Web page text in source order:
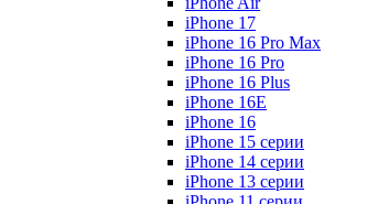
iPhone 17
iPhone 16 Pro Max
iPhone 16 Pro
iPhone 16 Plus
iPhone 16E
iPhone 16
iPhone 15 серии
iPhone 14 серии
iPhone 13 серии